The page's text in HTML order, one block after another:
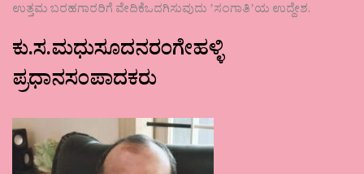
ಉತ್ತಮ ಬರಹಗಾರರಿಗೆ ವೇದಿಕೆಒದಗಿಸುವುದು ʼಸಂಗಾತಿʼಯ ಉದ್ದೇಶ.
ಕು.ಸ.ಮಧುಸೂದನರಂಗೇಹಳ್ಳಿ
ಪ್ರಧಾನಸಂಪಾದಕರು